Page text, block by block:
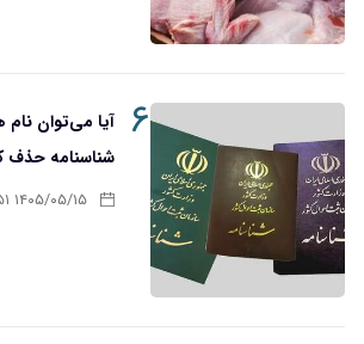
۶
آیا می‌توان نام
شناسنامه حذف
۱۴۰۵/۰۵/۱۵ ۱۴:۵۱